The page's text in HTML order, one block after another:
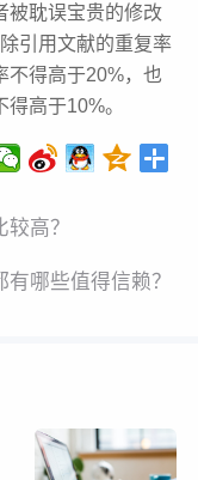
被耽误宝贵的修改
引用文献的重复率
不得高于20%，也
高于10%。
高？
哪些值得信赖？